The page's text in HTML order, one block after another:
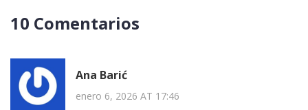
10 Comentarios
Ana Barić
enero 6, 2026 AT 17:46